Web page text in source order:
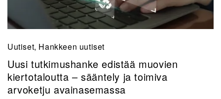
Uutiset, Hankkeen uutiset
Uusi tutkimushanke edistää muovien
kiertotaloutta – sääntely ja toimiva
arvoketju avainasemassa